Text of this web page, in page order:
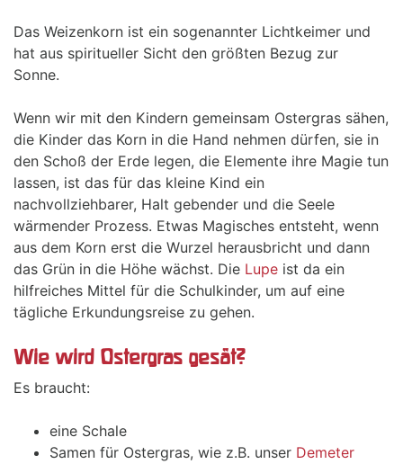
Das Weizenkorn ist ein sogenannter Lichtkeimer und
hat aus spiritueller Sicht den größten Bezug zur
Sonne.
Wenn wir mit den Kindern gemeinsam Ostergras sähen,
die Kinder das Korn in die Hand nehmen dürfen, sie in
den Schoß der Erde legen, die Elemente ihre Magie tun
lassen, ist das für das kleine Kind ein
nachvollziehbarer, Halt gebender und die Seele
wärmender Prozess. Etwas Magisches entsteht, wenn
aus dem Korn erst die Wurzel herausbricht und dann
das Grün in die Höhe wächst. Die Lupe ist da ein
hilfreiches Mittel für die Schulkinder, um auf eine
tägliche Erkundungsreise zu gehen.
Wie wird Ostergras gesät?
Es braucht:
eine Schale
Samen für Ostergras, wie z.B. unser Demeter